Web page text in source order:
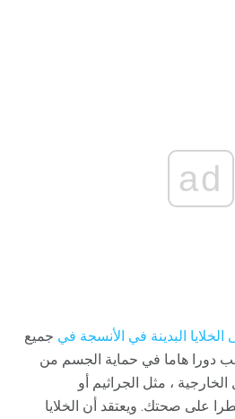
ad
الخلايا البدينة في الأنسجة في جميع
دورا هاما في حماية الجسم من
، مثل الجراثيم أو
على صحتك. ويعتقد أن الخلايا